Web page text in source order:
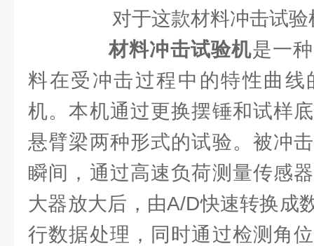
对于这款材料冲击试验
材料冲击试验机是一
料在受冲击过程中的特性曲线
机。本机通过更换摆锤和试样
悬臂梁两种形式的试验。被冲
瞬间，通过高速负荷测量传感
大器放大后，由A/D快速转换成
行数据处理，同时通过检测角